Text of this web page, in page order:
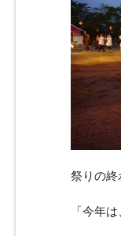
祭りの終
「今年